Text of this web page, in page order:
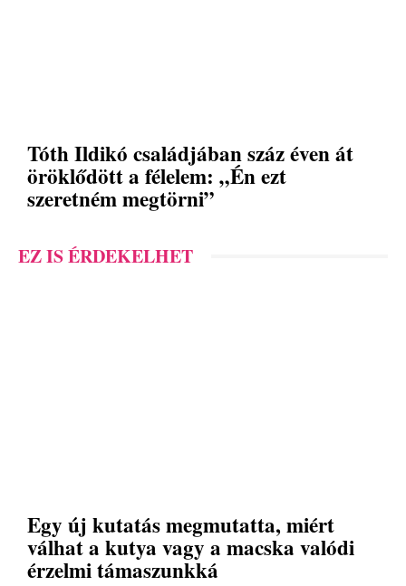
Tóth Ildikó családjában száz éven át
öröklődött a félelem: „Én ezt
szeretném megtörni”
EZ IS ÉRDEKELHET
Egy új kutatás megmutatta, miért
válhat a kutya vagy a macska valódi
érzelmi támaszunkká